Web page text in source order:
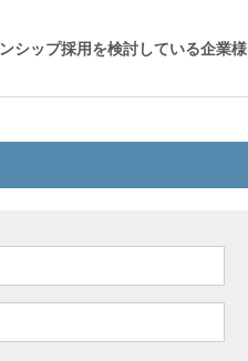
シップ採用を検討している企業